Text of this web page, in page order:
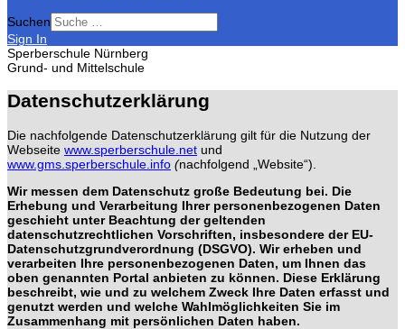
Suchen
Sign In
Sperberschule Nürnberg
Grund- und Mittelschule
Datenschutzerklärung
Die nachfolgende Datenschutzerklärung gilt für die Nutzung der
Webseite www.sperberschule.net und
www.gms.sperberschule.info (nachfolgend „Website“).
Wir messen dem Datenschutz große Bedeutung bei. Die
Erhebung und Verarbeitung Ihrer personenbezogenen Daten
geschieht unter Beachtung der geltenden
datenschutzrechtlichen Vorschriften, insbesondere der EU-
Datenschutzgrundverordnung (DSGVO). Wir erheben und
verarbeiten Ihre personenbezogenen Daten, um Ihnen das
oben genannten Portal anbieten zu können. Diese Erklärung
beschreibt, wie und zu welchem Zweck Ihre Daten erfasst und
genutzt werden und welche Wahlmöglichkeiten Sie im
Zusammenhang mit persönlichen Daten haben.